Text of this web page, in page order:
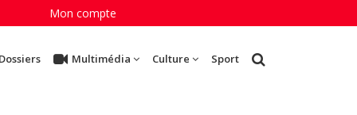
Mon compte
Multimédia Culture Sport